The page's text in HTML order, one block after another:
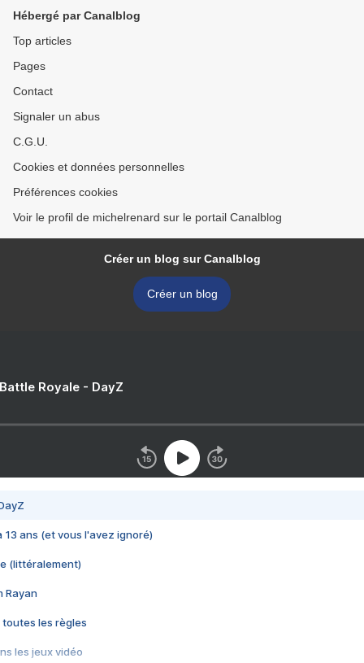
Hébergé par Canalblog
Top articles
Pages
Contact
Signaler un abus
C.G.U.
Cookies et données personnelles
Préférences cookies
Voir le profil de michelrenard sur le portail Canalblog
Créer un blog sur Canalblog
Créer un blog
Royale - DayZ
13 ans (et vous l'avez ignoré)
(littéralement)
Rayan
toutes les règles
les jeux vidéo